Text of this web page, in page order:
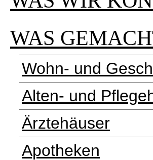
WAS
Wohn- und
Alten- und
Ärztehäuser
Apotheken